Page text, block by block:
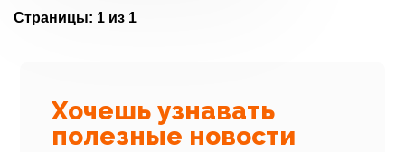
Страницы: 1 из 1
Хочешь узнавать
полезные новости